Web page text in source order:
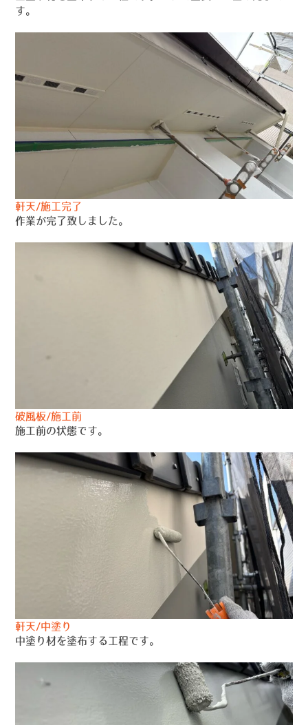
す。
軒天/施工完了
作業が完了致しました。
破風板/施工前
施工前の状態です。
軒天/中塗り
中塗り材を塗布する工程です。